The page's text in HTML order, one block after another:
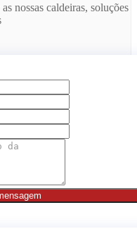
nossas caldeiras, soluções